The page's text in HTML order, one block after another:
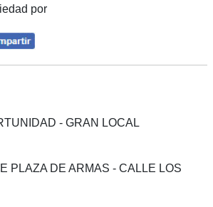
por
- GRAN LOCAL
PLAZA DE ARMAS - CALLE LOS